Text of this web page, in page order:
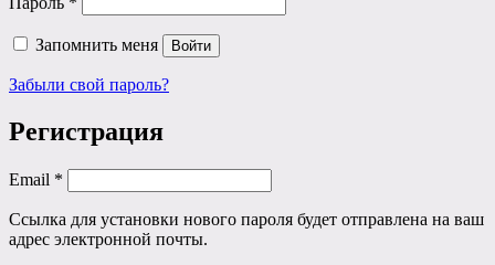
Запомнить меня Войти
Забыли свой пароль?
Регистрация
Email *
Ссылка для установки нового пароля будет отправлена ​​на ваш
адрес электронной почты.